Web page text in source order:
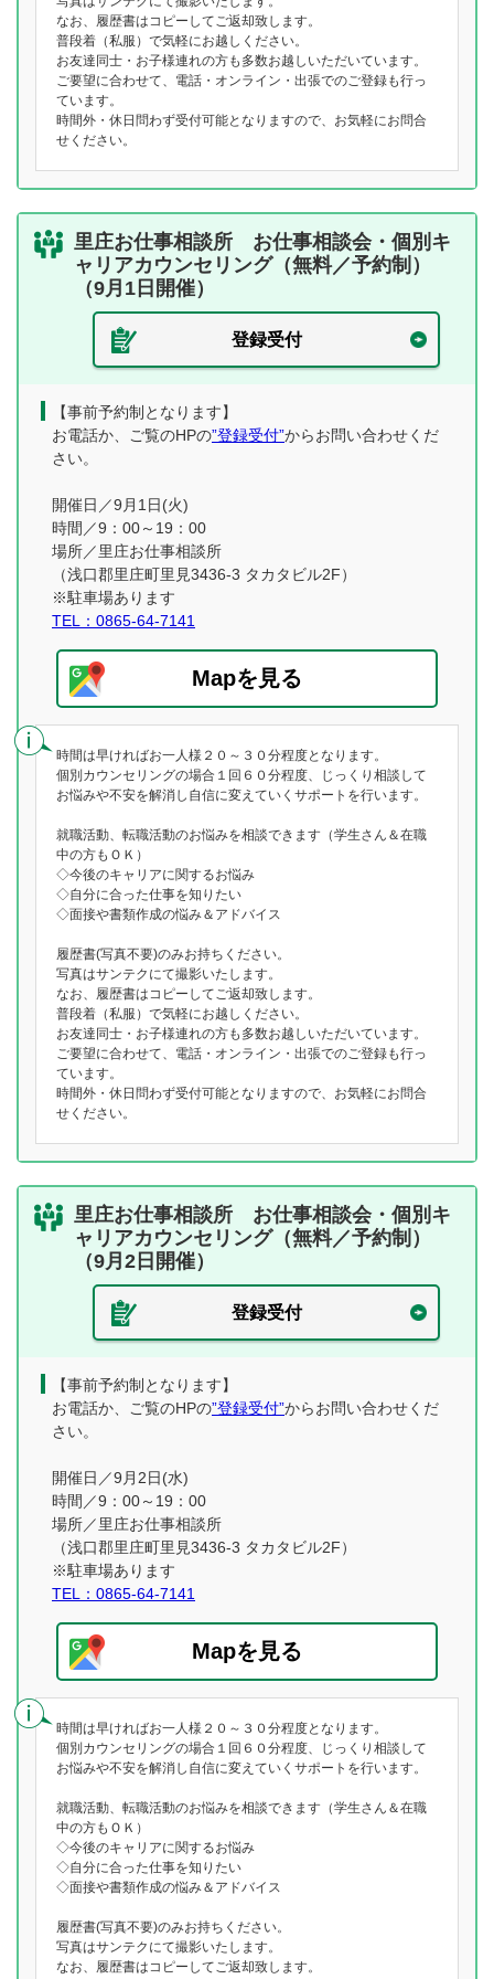
なお、履歴書はコピーしてご返却致します。
普段着（私服）で気軽にお越しください。
お友達同士・お子様連れの方も多数お越しいただいています。
ご要望に合わせて、電話・オンライン・出張でのご登録も行っ
ています。
時間外・休日問わず受付可能となりますので、お気軽にお問合
せください。
里庄お仕事相談所 お仕事相談会・個別キ
ャリアカウンセリング（無料／予約制）
（9月1日開催）
登録受付
【事前予約制となります】
お電話か、ご覧のHPの”登録受付”からお問い合わせくだ
さい。
開催日／9月1日(火)
時間／9：00～19：00
場所／里庄お仕事相談所
（浅口郡里庄町里見3436-3 タカタビル2F）
※駐車場あります
TEL：0865-64-7141
Mapを見る
時間は早ければお一人様２０～３０分程度となります。
個別カウンセリングの場合１回６０分程度、じっくり相談して
お悩みや不安を解消し自信に変えていくサポートを行います。
就職活動、転職活動のお悩みを相談できます（学生さん＆在職
中の方もＯＫ）
◇今後のキャリアに関するお悩み
◇自分に合った仕事を知りたい
◇面接や書類作成の悩み＆アドバイス
履歴書(写真不要)のみお持ちください。
写真はサンテクにて撮影いたします。
なお、履歴書はコピーしてご返却致します。
普段着（私服）で気軽にお越しください。
お友達同士・お子様連れの方も多数お越しいただいています。
ご要望に合わせて、電話・オンライン・出張でのご登録も行っ
ています。
時間外・休日問わず受付可能となりますので、お気軽にお問合
せください。
里庄お仕事相談所 お仕事相談会・個別キ
ャリアカウンセリング（無料／予約制）
（9月2日開催）
登録受付
【事前予約制となります】
お電話か、ご覧のHPの”登録受付”からお問い合わせくだ
さい。
開催日／9月2日(水)
時間／9：00～19：00
場所／里庄お仕事相談所
（浅口郡里庄町里見3436-3 タカタビル2F）
※駐車場あります
TEL：0865-64-7141
Mapを見る
時間は早ければお一人様２０～３０分程度となります。
個別カウンセリングの場合１回６０分程度、じっくり相談して
お悩みや不安を解消し自信に変えていくサポートを行います。
就職活動、転職活動のお悩みを相談できます（学生さん＆在職
中の方もＯＫ）
◇今後のキャリアに関するお悩み
◇自分に合った仕事を知りたい
◇面接や書類作成の悩み＆アドバイス
履歴書(写真不要)のみお持ちください。
写真はサンテクにて撮影いたします。
なお、履歴書はコピーしてご返却致します。